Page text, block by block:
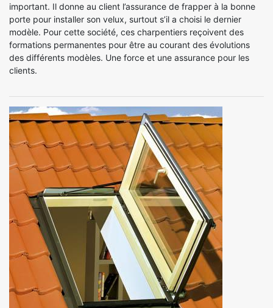
important. Il donne au client l’assurance de frapper à la bonne
porte pour installer son velux, surtout s’il a choisi le dernier
modèle. Pour cette société, ces charpentiers reçoivent des
formations permanentes pour être au courant des évolutions
des différents modèles. Une force et une assurance pour les
clients.